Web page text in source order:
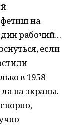
фетиш на
рабочий…
если
в 1958
на экраны.